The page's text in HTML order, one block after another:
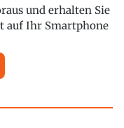
und erhalten Sie
auf Ihr Smartphone